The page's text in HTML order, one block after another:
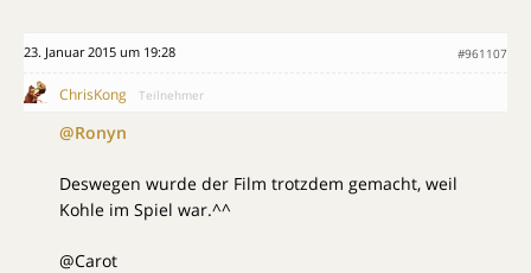
23. Januar 2015 um 19:28 #961107
ChrisKong Teilnehmer
@Ronyn
Deswegen wurde der Film trotzdem gemacht, weil
Kohle im Spiel war.^^
@Carot